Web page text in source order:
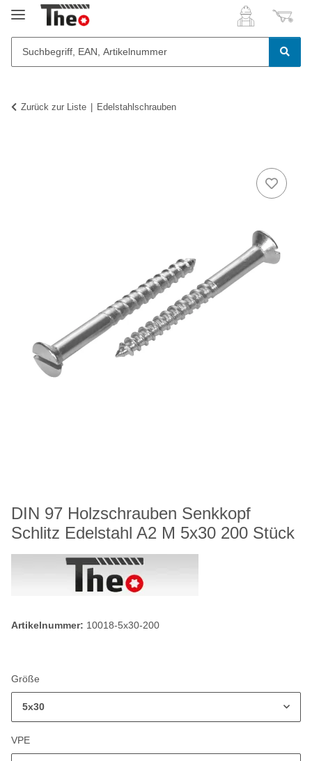
Zurück zur Liste Edelstahlschrauben
DIN 97 Holzschrauben Senkkopf
Schlitz Edelstahl A2 M 5x30 200 Stück
Artikelnummer: 10018-5x30-200
Größe
5x30
VPE